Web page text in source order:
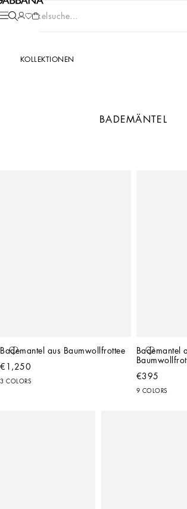
Artikelsuche...
KOLLEKTIONEN
BADEMÄNTEL
Bademantel aus Baumwollfrottee
€1,250
3 COLORS
Bademantel
€395
9 COLORS